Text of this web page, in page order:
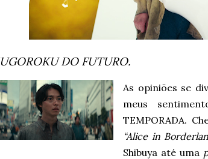
DO FUTURO.
As opiniões se
meus
TEMPORADA.
“Alice in
Shibuya até uma